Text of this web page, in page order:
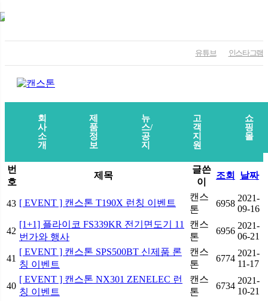
유튜브 인스타그램
회
사
소
개
제
품
정
보
뉴
스/
공
지
고
객
지
원
쇼
핑
몰
번
호
제목
글쓴
이
조회 날짜
43 [ EVENT ] 캔스톤 T190X 런칭 이벤트
캔스
톤
6958
2021-
09-16
42
[1+1] 플라이코 FS339KR 전기면도기 11
번가와 행사
캔스
톤
6956
2021-
06-21
41
[ EVENT ] 캔스톤 SPS500BT 신제품 론
칭 이벤트
캔스
톤
6774
2021-
11-17
40
[ EVENT ] 캔스톤 NX301 ZENELEC 런
칭 이벤트
캔스
톤
6734
2021-
10-21